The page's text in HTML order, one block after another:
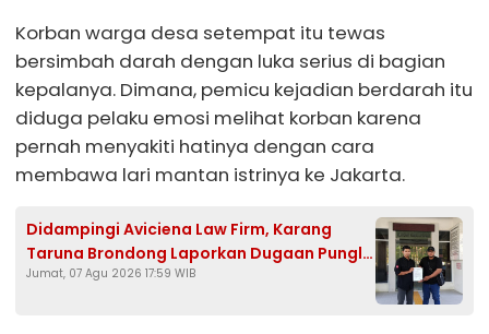
Korban warga desa setempat itu tewas
bersimbah darah dengan luka serius di bagian
kepalanya. Dimana, pemicu kejadian berdarah itu
diduga pelaku emosi melihat korban karena
pernah menyakiti hatinya dengan cara
membawa lari mantan istrinya ke Jakarta.
Didampingi Aviciena Law Firm, Karang
Taruna Brondong Laporkan Dugaan Pungli
Kades Brengkok ke Kejari Lamongan
Jumat, 07 Agu 2026 17:59 WIB